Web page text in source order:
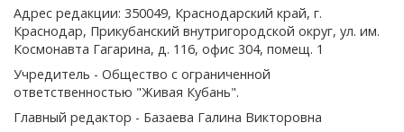
Адрес редакции: 350049, Краснодарский край, г.
Краснодар, Прикубанский внутригородской округ, ул. им.
Космонавта Гагарина, д. 116, офис 304, помещ. 1
Учредитель - Общество с ограниченной
ответственностью "Живая Кубань".
Главный редактор - Базаева Галина Викторовна